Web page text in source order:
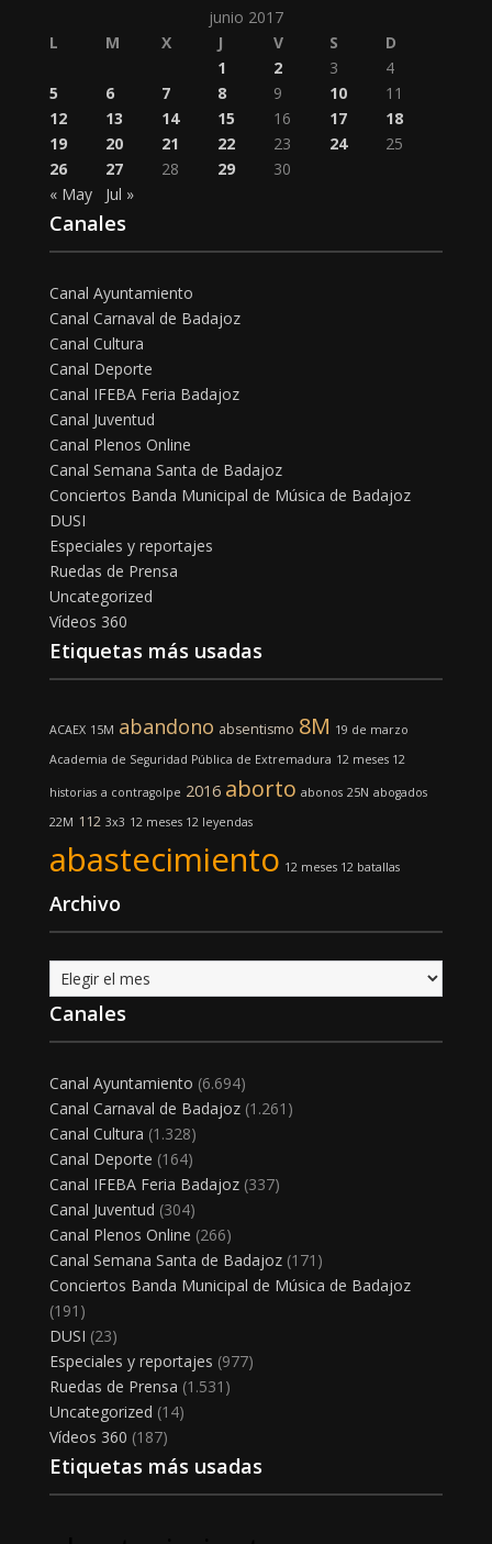
junio 2017
L
M X J V S
D
1
2 3
4
5
6 7 8 9 10
11
12
13 14 15 16 17
18
19
20 21 22 23 24
25
26
27 28 29
30
« May
Jul »
Canales
Canal Ayuntamiento
Canal Carnaval de Badajoz
Canal Cultura
Canal Deporte
Canal IFEBA Feria Badajoz
Canal Juventud
Canal Plenos Online
Canal Semana Santa de Badajoz
Conciertos Banda Municipal de Música de Badajoz
DUSI
Especiales y reportajes
Ruedas de Prensa
Uncategorized
Vídeos 360
Etiquetas más usadas
ACAEX 15M abandono absentismo 8M 19 de marzo
Academia de Seguridad Pública de Extremadura 12 meses 12
historias a contragolpe 2016 aborto abonos 25N abogados
22M 112 3x3 12 meses 12 leyendas
abastecimiento 12 meses 12 batallas
Archivo
Archivo
Canales
Canal Ayuntamiento (6.694)
Canal Carnaval de Badajoz(1.261)
Canal Cultura (1.328)
Canal Deporte (164)
Canal IFEBA Feria Badajoz(337)
Canal Juventud (304)
Canal Plenos Online (266)
Canal Semana Santa de Badajoz(171)
Conciertos Banda Municipal de Música de Badajoz
(191)
DUSI (23)
Especiales y reportajes (977)
Ruedas de Prensa (1.531)
Uncategorized (14)
Vídeos 360 (187)
Etiquetas más usadas